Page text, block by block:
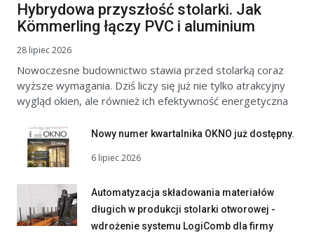
Hybrydowa przyszłość stolarki. Jak
Kömmerling łączy PVC i aluminium
28 lipiec 2026
Nowoczesne budownictwo stawia przed stolarką coraz
wyższe wymagania. Dziś liczy się już nie tylko atrakcyjny
wygląd okien, ale również ich efektywność energetyczna
Nowy numer kwartalnika OKNO już dostępny.
6 lipiec 2026
Automatyzacja składowania materiałów
długich w produkcji stolarki otworowej -
wdrożenie systemu LogiComb dla firmy